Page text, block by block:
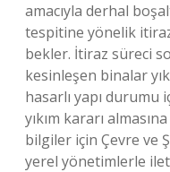
amacıyla derhal
tespitine yönelik
bekler. İtiraz süreci
kesinleşen binalar
hasarlı yapı durumu
yıkım kararı
bilgiler için Çevre ve
yerel yönetimlerle